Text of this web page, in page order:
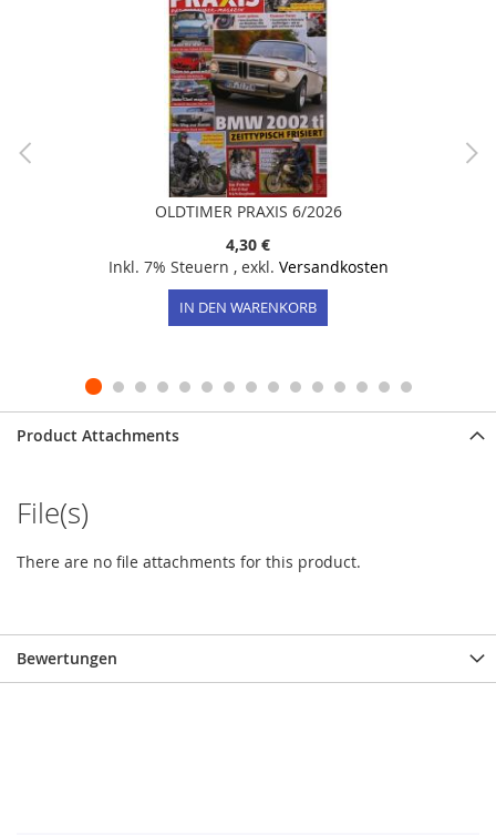
OLDTIMER PRAXIS 6/2026
4,30 €
Inkl. 7% Steuern , exkl. Versandkosten
IN DEN WARENKORB
Product Attachments
File(s)
There are no file attachments for this product.
Bewertungen